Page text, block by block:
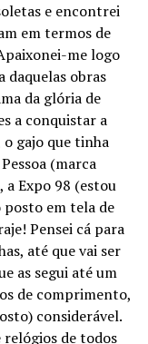
e encontrei
em termos de
me logo
daquelas obras
da glória de
a conquistar a
gajo que tinha
(marca
a Expo 98 (estou
em tela de
Pensei cá para
até que vai ser
as segui até um
de comprimento,
considerável.
de todos